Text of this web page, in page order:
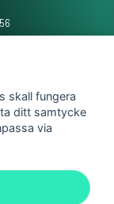
skall fungera
ditt samtycke
via